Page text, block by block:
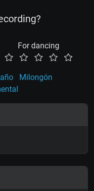
For dancing
Milongón